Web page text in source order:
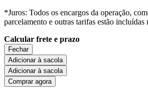
*Juros: Todos os encargos da operação,
parcelamento e outras tarifas estão incluídas
Calcular frete e prazo
Fechar
Adicionar à sacola
Adicionar à sacola
Comprar agora